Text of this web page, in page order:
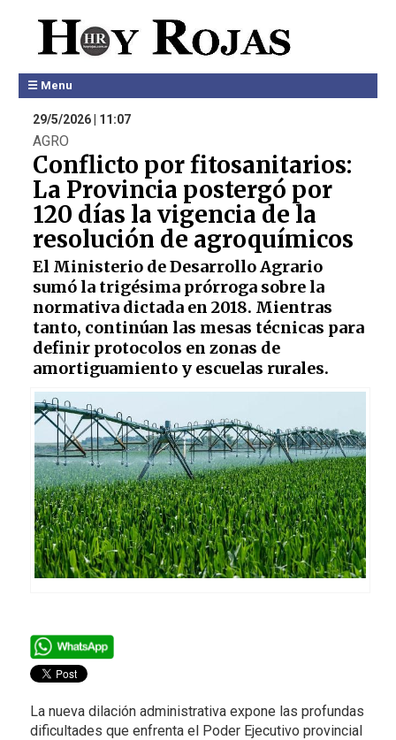
☰ Menu
29/5/2026 | 11:07
AGRO
Conflicto por fitosanitarios:
La Provincia postergó por
120 días la vigencia de la
resolución de agroquímicos
El Ministerio de Desarrollo Agrario
sumó la trigésima prórroga sobre la
normativa dictada en 2018. Mientras
tanto, continúan las mesas técnicas para
definir protocolos en zonas de
amortiguamiento y escuelas rurales.
La nueva dilación administrativa expone las profundas
dificultades que enfrenta el Poder Ejecutivo provincial